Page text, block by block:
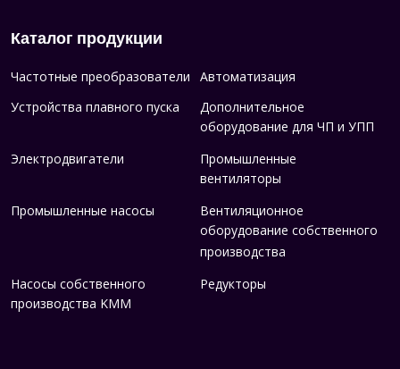
Каталог продукции
Частотные преобразователи
Автоматизация
Устройства плавного пуска
Дополнительное
оборудование для ЧП и УПП
Электродвигатели Промышленные
вентиляторы
Промышленные насосы Вентиляционное
оборудование собственного
производства
Насосы собственного
производства KMM
Редукторы